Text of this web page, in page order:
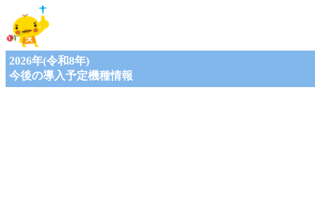
2026年(令和8年)
今後の導入予定機種情報